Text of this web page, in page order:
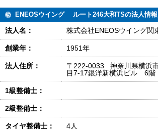
ENEOSウイング ルート246大和TSの法人情報
法人名： 株式会社ENEOSウイング関
創業年： 1951年
法人住所：
〒222-0033 神奈川県横浜
目7-17銀洋新横浜ビル 6階
1級整備士：
2級整備士：
タイヤ整備士： 4人